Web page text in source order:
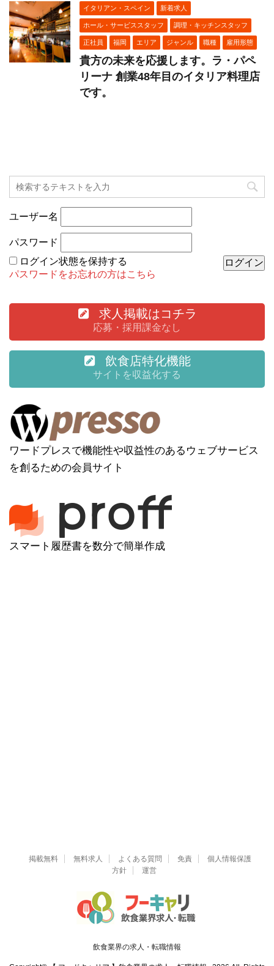
イタリアン・スペイン 新着求人
ホール・サービススタッフ 調理・キッチンスタッフ
正社員 福岡 エリア ジャンル 職種 雇用形態
貴方の未来を応援します。ラ・パペ
リーナ 創業48年目のイタリア料理店
です。
ユーザー名
パスワード
ログイン状態を保持する
パスワードをお忘れの方はこちら
求人掲載はコチラ
応募・採用課金なし
飲食店特化機能
サイトを収益化する
ワードプレスで機能性や収益性のあるウェブサービス
を創るための会員サイト
スマート履歴書を数分で簡単作成
掲載無料 無料求人 よくある質問 免責
個人情報保護
方針
運営
飲食業界の求人・転職情報